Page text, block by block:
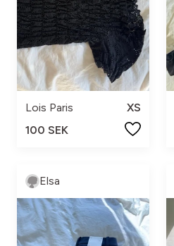
Lois Paris
XS
100 SEK
Elsa